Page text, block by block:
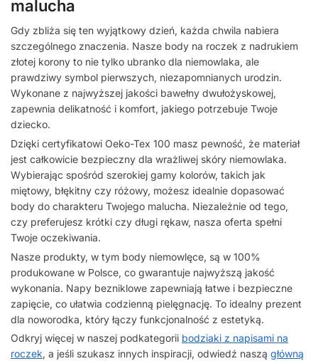
malucha
Gdy zbliża się ten wyjątkowy dzień, każda chwila nabiera
szczególnego znaczenia. Nasze body na roczek z nadrukiem
złotej korony to nie tylko ubranko dla niemowlaka, ale
prawdziwy symbol pierwszych, niezapomnianych urodzin.
Wykonane z najwyższej jakości bawełny dwułożyskowej,
zapewnia delikatność i komfort, jakiego potrzebuje Twoje
dziecko.
Dzięki certyfikatowi Oeko-Tex 100 masz pewność, że materiał
jest całkowicie bezpieczny dla wrażliwej skóry niemowlaka.
Wybierając spośród szerokiej gamy kolorów, takich jak
miętowy, błękitny czy różowy, możesz idealnie dopasować
body do charakteru Twojego malucha. Niezależnie od tego,
czy preferujesz krótki czy długi rękaw, nasza oferta spełni
Twoje oczekiwania.
Nasze produkty, w tym body niemowlęce, są w 100%
produkowane w Polsce, co gwarantuje najwyższą jakość
wykonania. Napy bezniklowe zapewniają łatwe i bezpieczne
zapięcie, co ułatwia codzienną pielęgnację. To idealny prezent
dla noworodka, który łączy funkcjonalność z estetyką.
Odkryj więcej w naszej podkategorii bodziaki z napisami na
roczek, a jeśli szukasz innych inspiracji, odwiedź naszą główną